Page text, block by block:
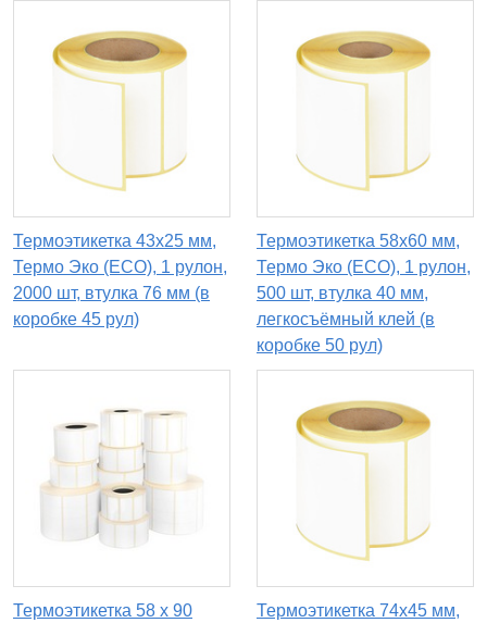
Термоэтикетка 43х25 мм,
Термо Эко (ECO), 1 рулон,
2000 шт, втулка 76 мм (в
коробке 45 рул)
Термоэтикетка 58х60 мм,
Термо Эко (ECO), 1 рулон,
500 шт, втулка 40 мм,
легкосъёмный клей (в
коробке 50 рул)
Термоэтикетка 58 х 90
Термоэтикетка 74х45 мм,